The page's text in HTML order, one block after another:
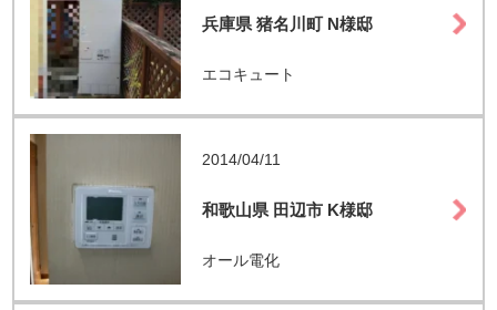
兵庫県 猪名川町 N様邸
エコキュート
2014/04/11
和歌山県 田辺市 K様邸
オール電化